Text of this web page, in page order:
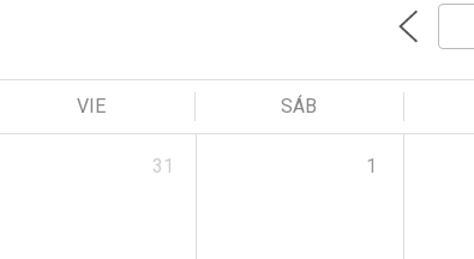
VIE SÁB
31 1